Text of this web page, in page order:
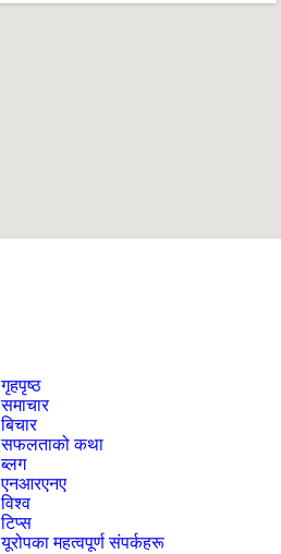
गृहपृष्ठ
समाचार
बिचार
सफलताको कथा
ब्लग
एनआरएनए
विश्व
टिप्स
यूरोपका महत्वपूर्ण संपर्कहरू